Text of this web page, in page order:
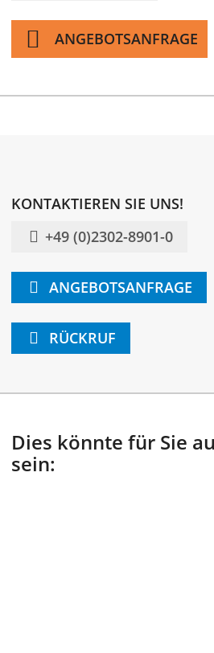
ANGEBOTSANFRAGE
KONTAKTIEREN SIE UNS!
+49 (0)2302-8901-0
ANGEBOTSANFRAGE
RÜCKRUF
Dies könnte für Sie
sein: